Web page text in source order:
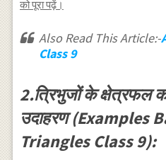
को पूरा पढ़ें।
Also Read This Article:-
Class 9
2.त्रिभुजों के क्षेत्रफल
उदाहरण (Examples
Triangles Class 9):